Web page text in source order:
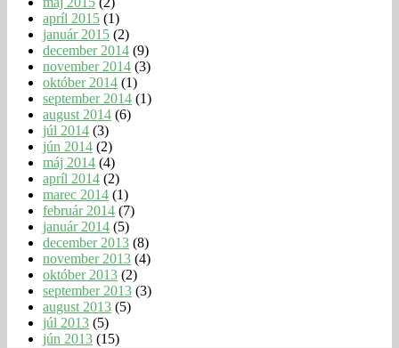
apríl 2015 (1)
január 2015 (2)
december 2014 (9)
november 2014 (3)
október 2014 (1)
september 2014 (1)
august 2014 (6)
júl 2014 (3)
jún 2014 (2)
máj 2014 (4)
apríl 2014 (2)
marec 2014 (1)
február 2014 (7)
január 2014 (5)
december 2013 (8)
november 2013 (4)
október 2013 (2)
september 2013 (3)
august 2013 (5)
júl 2013 (5)
jún 2013 (15)